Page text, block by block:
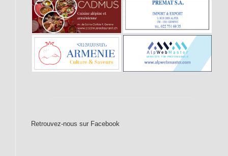
Retrouvez-nous sur Facebook